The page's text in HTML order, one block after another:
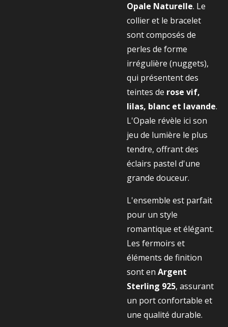
Opale Naturelle. Le
collier et le bracelet
sont composés de
perles de forme
irrégulière (nuggets),
qui présentent des
teintes de rose vif,
lilas, blanc et lavande.
L'Opale révèle ici son
jeu de lumière le plus
tendre, offrant des
éclairs pastel d'une
grande douceur.
L'ensemble est parfait
pour un style
romantique et élégant.
Les fermoirs et
éléments de finition
sont en Argent
Sterling 925, assurant
un port confortable et
une qualité durable.